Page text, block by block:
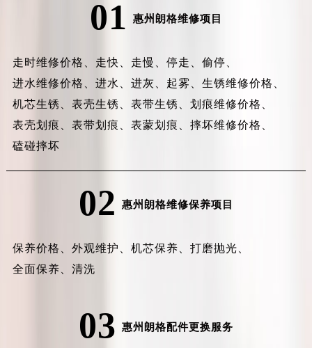
01 惠州朗格维修项目
走时维修价格、 走快、 走慢、 停走、 偷停、
进水维修价格、 进水、 进灰、 起雾、 生锈维修价格、
机芯生锈、 表壳生锈、 表带生锈、 划痕维修价格、
表壳划痕、 表带划痕、 表蒙划痕、 摔坏维修价格、
磕碰摔坏
02 惠州朗格维修保养项目
保养价格、 外观维护、 机芯保养、 打磨抛光、
全面保养、 清洗
03 惠州朗格配件更换服务